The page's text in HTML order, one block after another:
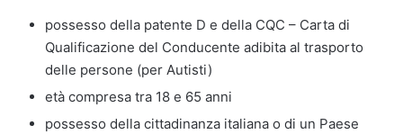
possesso della patente D e della CQC – Carta di
Qualificazione del Conducente adibita al trasporto
delle persone (per Autisti)
età compresa tra 18 e 65 anni
possesso della cittadinanza italiana o di un Paese